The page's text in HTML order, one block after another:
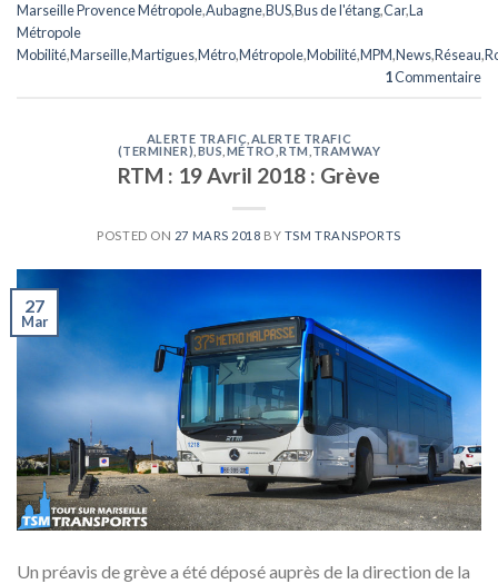
Marseille Provence Métropole,Aubagne,BUS,Bus de l'étang,Car,La
Métropole
Mobilité,Marseille,Martigues,Métro,Métropole,Mobilité,MPM,News,Réseau,
1Commentaire
ALERTE TRAFIC ALERTE TRAFIC
(TERMINER) BUS MÉTRO ,RTM TRAMWAY
RTM : 19 Avril 2018 : Grève
POSTED ON 27 MARS 2018 BY TSM TRANSPORTS
27
Mar
Un préavis de grève a été déposé auprès de la direction de la